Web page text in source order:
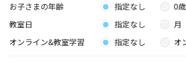
お子さまの年齢 指定なし 0
教室日
指定なし 月
オンライン&教室学習
指定なし オ